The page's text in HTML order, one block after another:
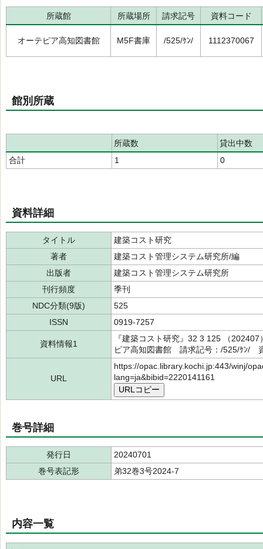
所蔵館 所蔵場所 請求記号 資料コード
オーテピア高知図書館 M5F書庫 /525/ｹﾝ/ 1112370067
館別所蔵
所蔵数
貸出中数
合計
1 0
資料詳細
タイトル
建築コスト研究
著者
建築コスト管理システム研究所/編
出版者
建築コスト管理システム研究所
刊行頻度
季刊
NDC分類(9版)
525
ISSN
0919-7257
資料情報1
『建築コスト研究』32 3 125 （
ピア高知図書館 請求記号：/525/ｹﾝ/
URL
https://opac.library.kochi.jp:443/winj/
lang=ja&bibid=2220141161
URLコピー
巻号詳細
発行日
20240701
巻号表記形
弟32巻3号2024-7
内容一覧